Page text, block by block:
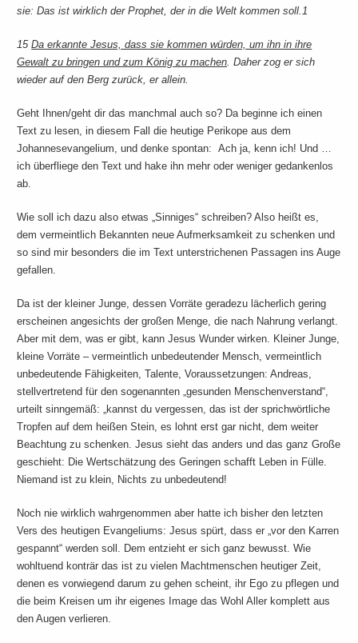
sie: Das ist wirklich der Prophet, der in die Welt kommen soll.1
15Da erkannte Jesus, dass sie kommen würden, um ihn in ihre
Gewalt zu bringen und zum König zu machen. Daher zog er sich
wieder auf den Berg zurück, er allein.
Geht Ihnen/geht dir das manchmal auch so? Da beginne ich einen
Text zu lesen, in diesem Fall die heutige Perikope aus dem
Johannesevangelium, und denke spontan: Ach ja, kenn ich! Und …
ich überfliege den Text und hake ihn mehr oder weniger gedankenlos
ab.
Wie soll ich dazu also etwas „Sinniges“ schreiben? Also heißt es,
dem vermeintlich Bekannten neue Aufmerksamkeit zu schenken und
so sind mir besonders die im Text unterstrichenen Passagen ins Auge
gefallen.
Da ist der kleiner Junge, dessen Vorräte geradezu lächerlich gering
erscheinen angesichts der großen Menge, die nach Nahrung verlangt.
Aber mit dem, was er gibt, kann Jesus Wunder wirken. Kleiner Junge,
kleine Vorräte – vermeintlich unbedeutender Mensch, vermeintlich
unbedeutende Fähigkeiten, Talente, Voraussetzungen: Andreas,
stellvertretend für den sogenannten „gesunden Menschenverstand“,
urteilt sinngemäß: „kannst du vergessen, das ist der sprichwörtliche
Tropfen auf dem heißen Stein, es lohnt erst gar nicht, dem weiter
Beachtung zu schenken. Jesus sieht das anders und das ganz Große
geschieht: Die Wertschätzung des Geringen schafft Leben in Fülle.
Niemand ist zu klein, Nichts zu unbedeutend!
Noch nie wirklich wahrgenommen aber hatte ich bisher den letzten
Vers des heutigen Evangeliums: Jesus spürt, dass er „vor den Karren
gespannt“ werden soll. Dem entzieht er sich ganz bewusst. Wie
wohltuend konträr das ist zu vielen Machtmenschen heutiger Zeit,
denen es vorwiegend darum zu gehen scheint, ihr Ego zu pflegen und
die beim Kreisen um ihr eigenes Image das Wohl Aller komplett aus
den Augen verlieren.